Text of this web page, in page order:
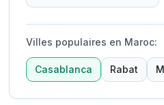
Villes populaires en Maroc:
Casablanca Rabat